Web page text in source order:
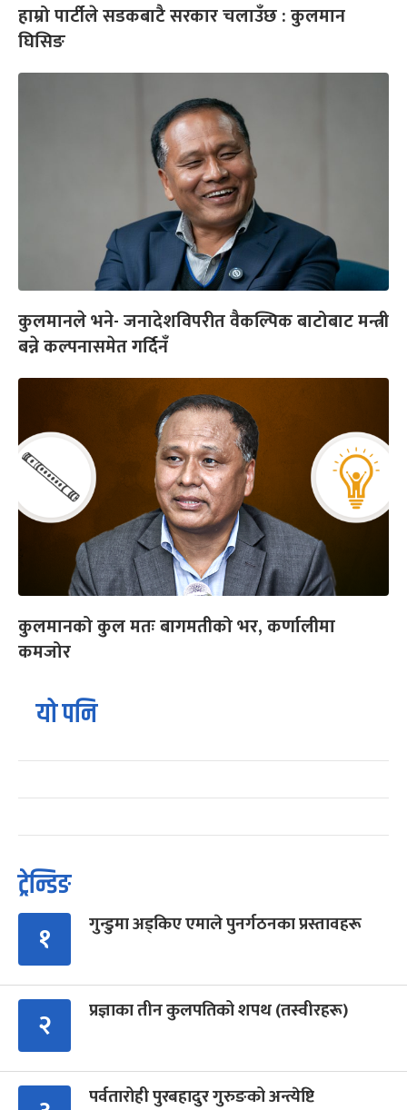
हाम्रो पार्टीले सडकबाटै सरकार चलाउँछ : कुलमान
घिसिङ
कुलमानले भने- जनादेशविपरीत वैकल्पिक बाटोबाट मन्त्री
बन्ने कल्पनासमेत गर्दिनँ
कुलमानको कुल मतः बागमतीको भर, कर्णालीमा
कमजोर
यो पनि
ट्रेन्डिङ
१ गुन्डुमा अड्किए एमाले पुनर्गठनका प्रस्तावहरू
२ प्रज्ञाका तीन कुलपतिको शपथ (तस्वीरहरू)
पर्वतारोही पुरबहादुर गुरुङको अन्त्येष्टि